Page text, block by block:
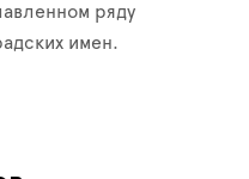
ряду
имен.